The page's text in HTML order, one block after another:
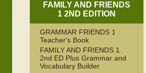
FAMILY AND FRIENDS
1 2ND EDITION
GRAMMAR FRIENDS 1
Teacher's Book
FAMILY AND FRIENDS 1
2nd ED Plus Grammar and
Vocabulary Builder